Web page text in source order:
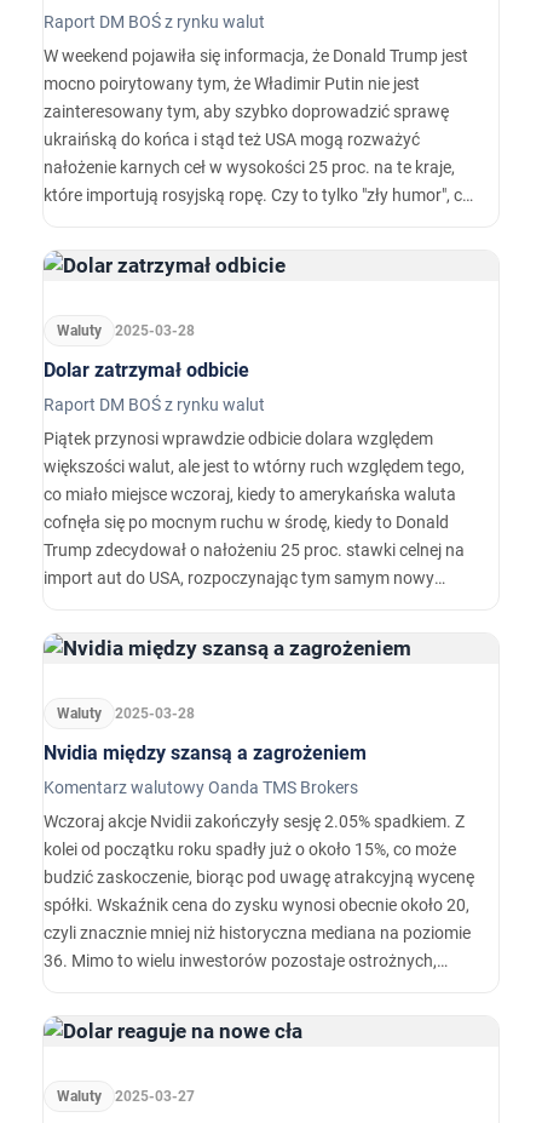
Raport DM BOŚ z rynku walut
W weekend pojawiła się informacja, że Donald Trump jest
mocno poirytowany tym, że Władimir Putin nie jest
zainteresowany tym, aby szybko doprowadzić sprawę
ukraińską do końca i stąd też USA mogą rozważyć
nałożenie karnych ceł w wysokości 25 proc. na te kraje,
które importują rosyjską ropę. Czy to tylko "zły humor", czy
że proces pokojowy może się mocno wydłużyć i tym
samym rynki finansowe nie będą dalej "grać" tego wątku.
Waluty 2025-03-28
Dolar zatrzymał odbicie
Raport DM BOŚ z rynku walut
Piątek przynosi wprawdzie odbicie dolara względem
większości walut, ale jest to wtórny ruch względem tego,
co miało miejsce wczoraj, kiedy to amerykańska waluta
cofnęła się po mocnym ruchu w środę, kiedy to Donald
Trump zdecydował o nałożeniu 25 proc. stawki celnej na
import aut do USA, rozpoczynając tym samym nowy
Waluty 2025-03-28
Nvidia między szansą a zagrożeniem
Komentarz walutowy Oanda TMS Brokers
Wczoraj akcje Nvidii zakończyły sesję 2.05% spadkiem. Z
kolei od początku roku spadły już o około 15%, co może
budzić zaskoczenie, biorąc pod uwagę atrakcyjną wycenę
spółki. Wskaźnik cena do zysku wynosi obecnie około 20,
czyli znacznie mniej niż historyczna mediana na poziomie
36. Mimo to wielu inwestorów pozostaje ostrożnych,
z geopolityką oraz regulacjami dotyczącymi eksportu
zaawansowanych technologii.
Waluty 2025-03-27